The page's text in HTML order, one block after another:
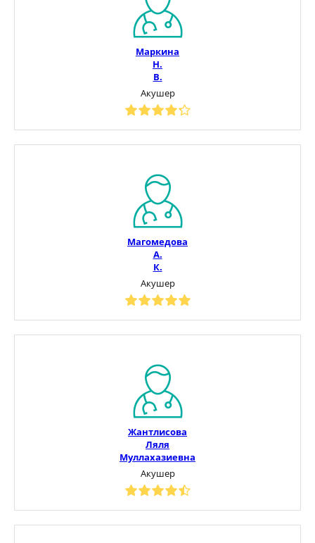
Маркина
Н.
В.
Акушер
Магомедова
А.
К.
Акушер
Жантлисова
Ляля
Муллахазиевна
Акушер